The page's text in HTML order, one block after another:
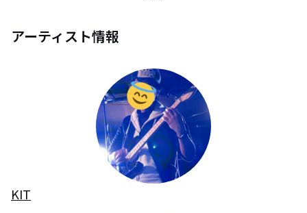
アーティスト情報
KIT